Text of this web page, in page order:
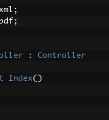
;
;
:
Controller
Index()